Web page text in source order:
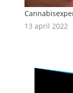
13 april 2022